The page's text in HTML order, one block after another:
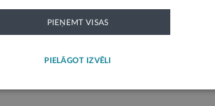
nometnes, kā arī seminārus izglītībā
LV portāla viedokli. Par tās saturu atbild
PIEŅEMT VISAS
PIELĀGOT IZVĒLI